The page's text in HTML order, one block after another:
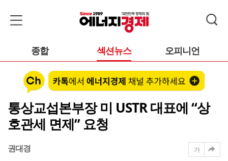
종합 섹션뉴스 오피니언
통상교섭본부장 미 USTR 대표에 “상
호관세 면제” 요청
권대경
가